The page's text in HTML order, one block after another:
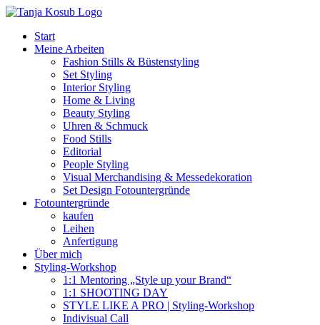
Zum
springenStart
Meine Arbeiten
Fashion Stills & Büstenstyling
Set Styling
Interior Styling
Home & Living
Beauty Styling
Uhren & Schmuck
Food Stills
Editorial
People Styling
Visual Merchandising & Messedekoration
Set Design Fotountergründe
Fotountergründe
kaufen
Leihen
Anfertigung
Über mich
Styling-Workshop
1:1 Mentoring „Style up your Brand“
1:1 SHOOTING DAY
STYLE LIKE A PRO | Styling-Workshop
Indivisual Call